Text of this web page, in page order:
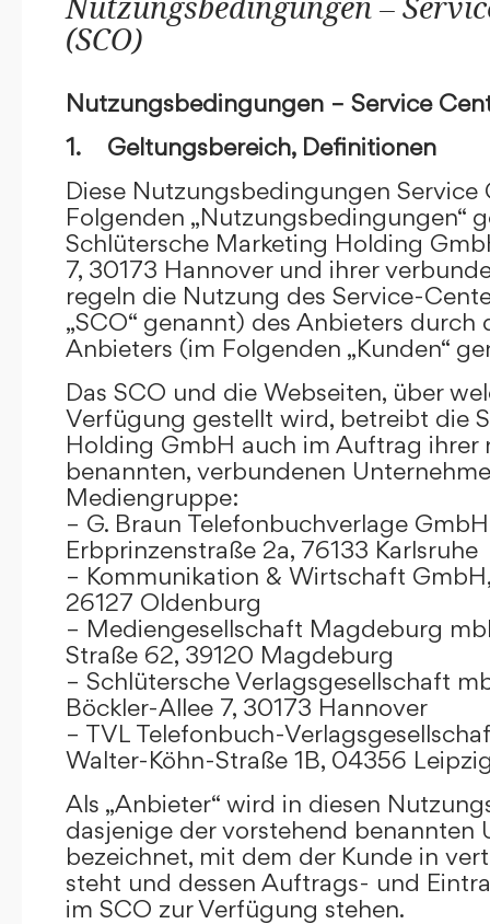
Nutzungsbedingungen –
(SCO)
Nutzungsbedingungen – Service
1. Geltungsbereich, Definitionen
Diese Nutzungsbedingungen Service
Folgenden „Nutzungsbedingungen“
Schlütersche Marketing Holding
7, 30173 Hannover und ihrer
regeln die Nutzung des Service-
„SCO“ genannt) des Anbieters durch
Anbieters (im Folgenden „Kunden“
Das SCO und die Webseiten, über
Verfügung gestellt wird, betreibt die
Holding GmbH auch im Auftrag ihrer
benannten, verbundenen
Mediengruppe:
– G. Braun Telefonbuchverlage GmbH
Erbprinzenstraße 2a, 76133 Karlsruhe
– Kommunikation & Wirtschaft
26127 Oldenburg
– Mediengesellschaft Magdeburg
Straße 62, 39120 Magdeburg
– Schlütersche Verlagsgesellschaft
Böckler-Allee 7, 30173 Hannover
– TVL Telefonbuch-
Walter-Köhn-Straße 1B, 04356
Als „Anbieter“ wird in diesen
dasjenige der vorstehend benannten
bezeichnet, mit dem der Kunde in
steht und dessen Auftrags- und
im SCO zur Verfügung stehen.